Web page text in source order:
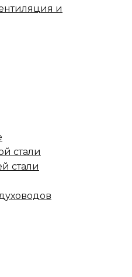
и
стали
стали